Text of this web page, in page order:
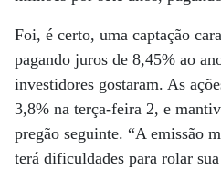
Foi, é certo, uma captação
pagando juros de 8,45% ao
investidores gostaram. As
3,8% na terça-feira 2, e
pregão seguinte. “A emissão
terá dificuldades para rolar